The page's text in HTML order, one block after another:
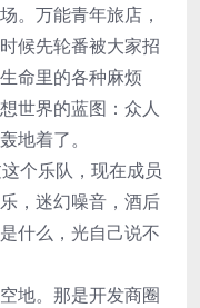
。万能青年旅店，
候先轮番被大家招
命里的各种麻烦
世界的蓝图：众人
地着了。
个乐队，现在成员
，迷幻噪音，酒后
什么，光自己说不
地。那是开发商圈